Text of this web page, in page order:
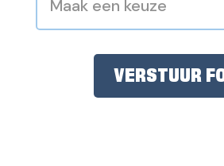
VERSTUUR